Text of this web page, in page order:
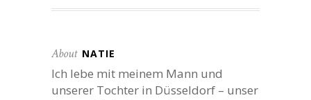
About NATIE
Ich lebe mit meinem Mann und
unserer Tochter in Düsseldorf – unser